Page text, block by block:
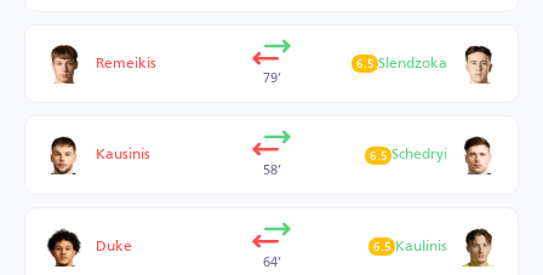
Remeikis
79’
Slendzoka
6.5
Kausinis
58’
Schedryi
6.5
Duke
64’
Kaulinis
6.5